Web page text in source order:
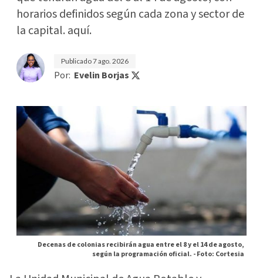
horarios definidos según cada zona y sector de
la capital. aquí.
Publicado7 ago. 2026
Por: Evelin Borjas
Decenas de colonias recibirán agua entre el 8 y el 14 de agosto,
según la programación oficial. -Foto: Cortesia